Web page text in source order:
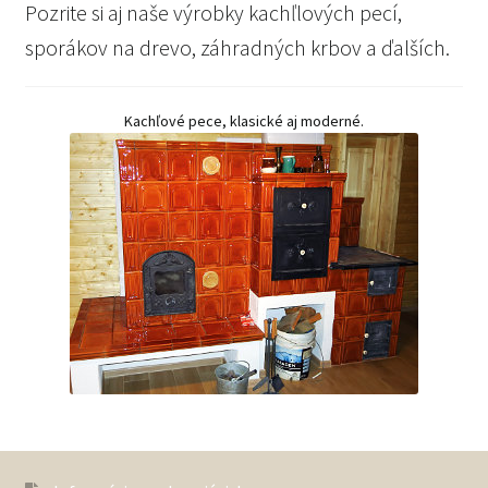
Pozrite si aj naše výrobky kachľlových pecí,
sporákov na drevo, záhradných krbov a ďalších.
Kachľové pece, klasické aj moderné.